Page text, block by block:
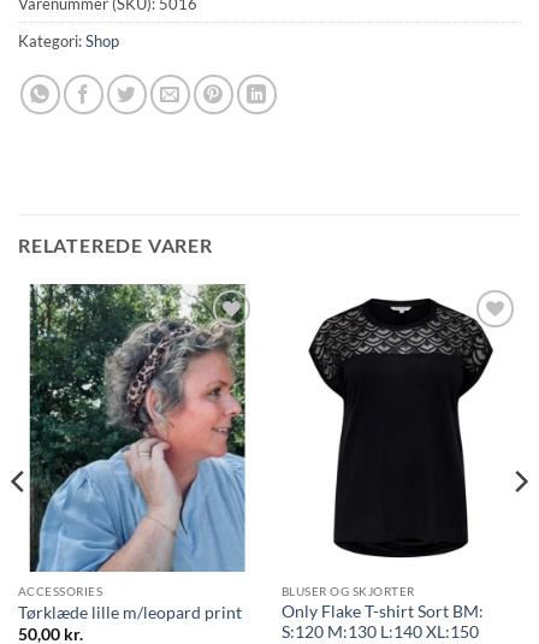
Kategori:Shop
RELATEREDE VARER
Tilføj til
ønskeliste
ACCESSORIES
Tørklæde lille m/leopard print
50,00 kr.
Tilføj til
ønskeliste
BLUSER OG SKJORTER
Only Flake T-shirt Sort BM:
S:120 M:130 L:140 XL:150